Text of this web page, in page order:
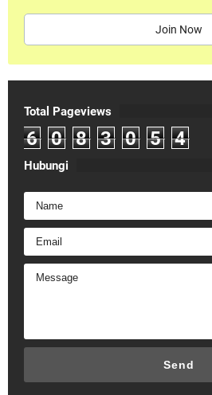
Join Now
Total Pageviews
6 0 8 3 0 5 4
Hubungi